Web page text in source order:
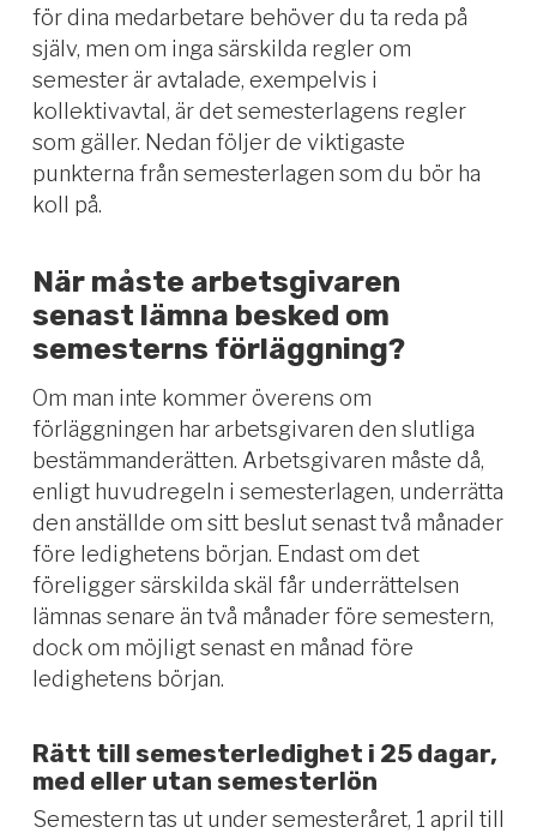
för dina medarbetare behöver du ta reda på
själv, men om inga särskilda regler om
semester är avtalade, exempelvis i
kollektivavtal, är det semesterlagens regler
som gäller. Nedan följer de viktigaste
punkterna från semesterlagen som du bör ha
koll på.
När måste arbetsgivaren
senast lämna besked om
semesterns förläggning?
Om man inte kommer överens om
förläggningen har arbetsgivaren den slutliga
bestämmanderätten. Arbetsgivaren måste då,
enligt huvudregeln i semesterlagen, underrätta
den anställde om sitt beslut senast två månader
före ledighetens början. Endast om det
föreligger särskilda skäl får underrättelsen
lämnas senare än två månader före semestern,
dock om möjligt senast en månad före
ledighetens början.
Rätt till semesterledighet i 25 dagar,
med eller utan semesterlön
Semestern tas ut under semesteråret, 1 april till